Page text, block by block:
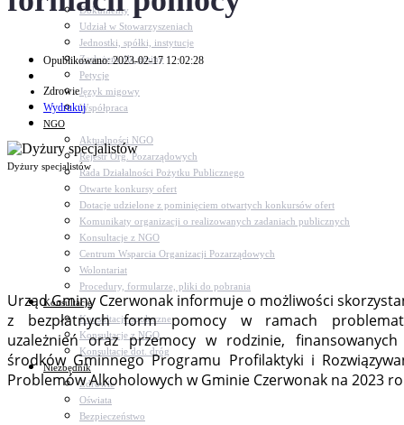
Dokumenty
Udział w Stowarzyszeniach
Jednostki, spółki, instytucje
Zasłużeni dla gminy
Petycje
Język migowy
Współpraca
NGO
Aktualności NGO
Rejestr Org. Pozarządowych
Rada Działalności Pożytku Publicznego
Otwarte konkursy ofert
Dotacje udzielone z pominięciem otwartych konkursów ofert
Komunikaty organizacji o realizowanych zadaniach publicznych
Konsultacje z NGO
Centrum Wsparcia Organizacji Pozarządowych
Wolontariat
Procedury, formularze, pliki do pobrania
Konsultacje
Konsultacje społeczne
Konsultacje z NGO
Konsultacje dot. dróg
Niezbędnik
Zdrowie
Oświata
Bezpieczeństwo
Opublikowano: 2023-02-17 12:02:28
Zdrowie
Wydrukuj
Dyżury specjalistów
Urząd Gminy Czerwonak informuje o możliwości
z bezpłatnych form pomocy w ramach
uzależnień oraz przemocy w rodzinie, finansowanych
środków Gminnego Programu Profilaktyki i
Problemów Alkoholowych w Gminie Czerwonak na 2023